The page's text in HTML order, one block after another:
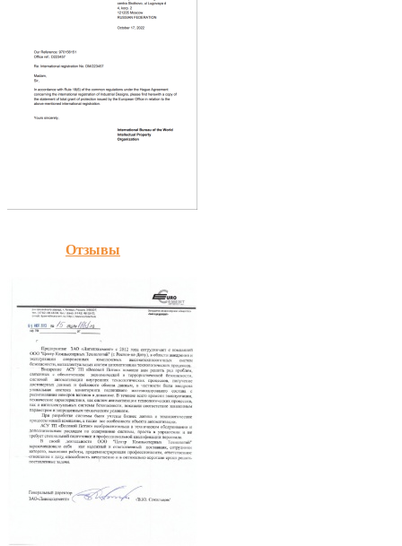
Отзывы